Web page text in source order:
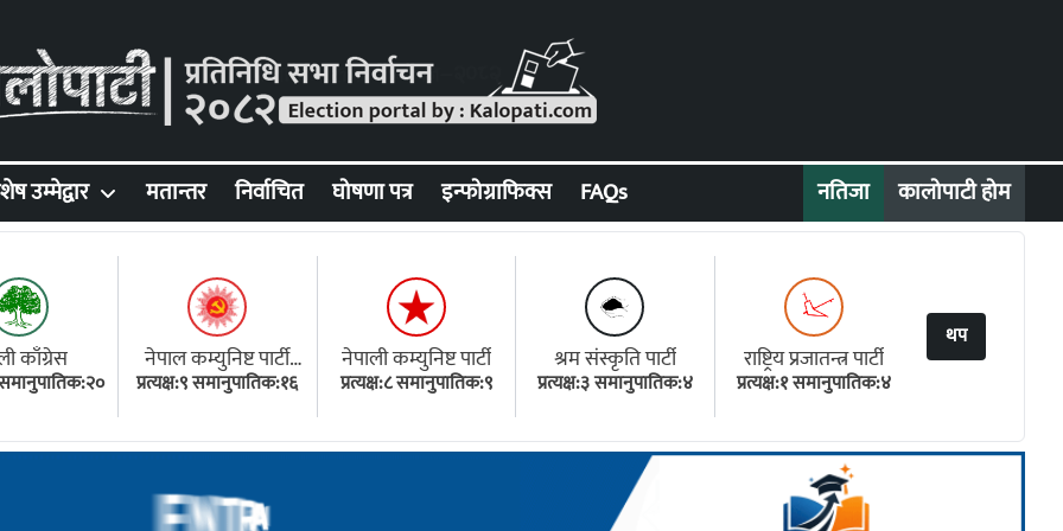
नतिजा कालोपाटी होम
उम्मेद्वार मतान्तर निर्वाचित घोषणा पत्र इन्फोग्राफिक्स FAQs
काँग्रेस
समानुपातिक:२०
नेपाल कम्युनिष्ट पार्टी
(एमाले)
प्रत्यक्ष:९ समानुपातिक:१६
नेपाली कम्युनिष्ट पार्टी
प्रत्यक्ष:८ समानुपातिक:९
श्रम संस्कृति पार्टी
प्रत्यक्ष:३ समानुपातिक:४
राष्ट्रिय प्रजातन्त्र पार्टी
प्रत्यक्ष:१ समानुपातिक:४
थप